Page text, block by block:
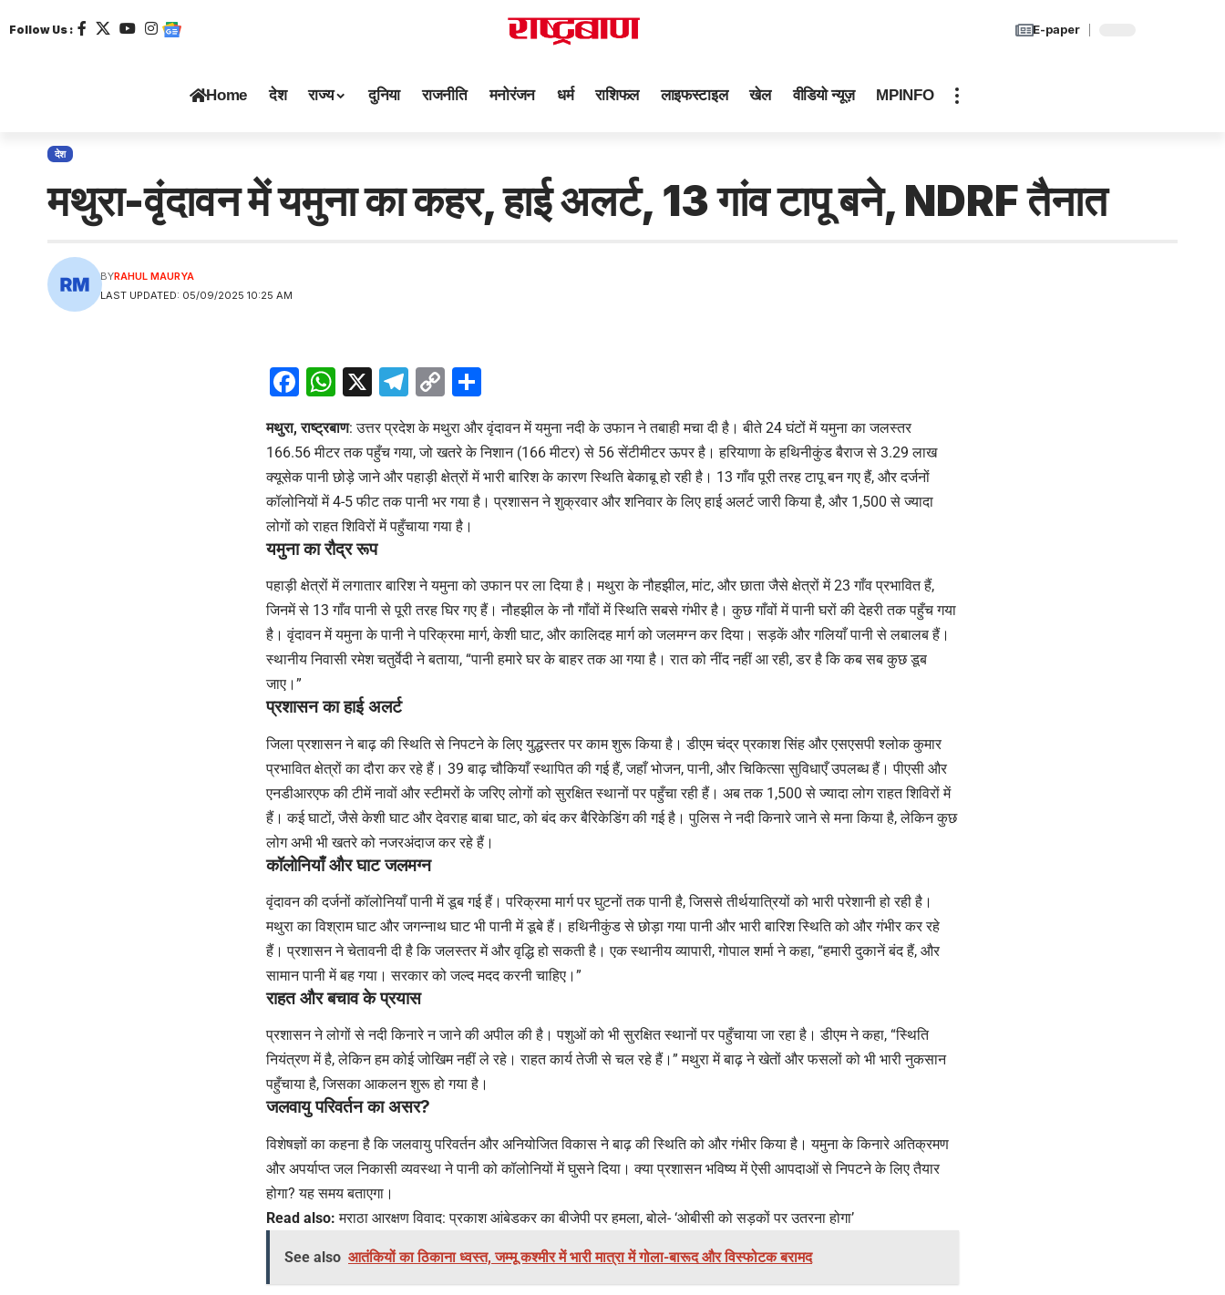
Follow Us : E-paper
Home देश राज्य दुनिया राजनीति मनोरंजन धर्म राशिफल लाइफस्टाइल खेल वीडियो न्यूज़ MPINFO
देश
मथुरा-वृंदावन में यमुना का कहर, हाई अलर्ट, 13 गांव टापू बने, NDRF तैनात
LAST UPDATED: 05/09/2025 10:25 AM
BYRAHUL MAURYA
Facebook
WhatsApp
X Telegram
Copy
Link
मथुरा, राष्ट्रबाण: उत्तर प्रदेश के मथुरा और वृंदावन में यमुना नदी के उफान ने तबाही मचा दी है। बीते 24 घंटों में यमुना का जलस्तर
166.56 मीटर तक पहुँच गया, जो खतरे के निशान (166 मीटर) से 56 सेंटीमीटर ऊपर है। हरियाणा के हथिनीकुंड बैराज से 3.29 लाख
क्यूसेक पानी छोड़े जाने और पहाड़ी क्षेत्रों में भारी बारिश के कारण स्थिति बेकाबू हो रही है। 13 गाँव पूरी तरह टापू बन गए हैं, और दर्जनों
कॉलोनियों में 4-5 फीट तक पानी भर गया है। प्रशासन ने शुक्रवार और शनिवार के लिए हाई अलर्ट जारी किया है, और 1,500 से ज्यादा
लोगों को राहत शिविरों में पहुँचाया गया है।
यमुना का रौद्र रूप
पहाड़ी क्षेत्रों में लगातार बारिश ने यमुना को उफान पर ला दिया है। मथुरा के नौहझील, मांट, और छाता जैसे क्षेत्रों में 23 गाँव प्रभावित हैं,
जिनमें से 13 गाँव पानी से पूरी तरह घिर गए हैं। नौहझील के नौ गाँवों में स्थिति सबसे गंभीर है। कुछ गाँवों में पानी घरों की देहरी तक पहुँच गया
है। वृंदावन में यमुना के पानी ने परिक्रमा मार्ग, केशी घाट, और कालिदह मार्ग को जलमग्न कर दिया। सड़कें और गलियाँ पानी से लबालब हैं।
स्थानीय निवासी रमेश चतुर्वेदी ने बताया, “पानी हमारे घर के बाहर तक आ गया है। रात को नींद नहीं आ रही, डर है कि कब सब कुछ डूब
जाए।”
प्रशासन का हाई अलर्ट
जिला प्रशासन ने बाढ़ की स्थिति से निपटने के लिए युद्धस्तर पर काम शुरू किया है। डीएम चंद्र प्रकाश सिंह और एसएसपी श्लोक कुमार
प्रभावित क्षेत्रों का दौरा कर रहे हैं। 39 बाढ़ चौकियाँ स्थापित की गई हैं, जहाँ भोजन, पानी, और चिकित्सा सुविधाएँ उपलब्ध हैं। पीएसी और
एनडीआरएफ की टीमें नावों और स्टीमरों के जरिए लोगों को सुरक्षित स्थानों पर पहुँचा रही हैं। अब तक 1,500 से ज्यादा लोग राहत शिविरों में
हैं। कई घाटों, जैसे केशी घाट और देवराह बाबा घाट, को बंद कर बैरिकेडिंग की गई है। पुलिस ने नदी किनारे जाने से मना किया है, लेकिन कुछ
लोग अभी भी खतरे को नजरअंदाज कर रहे हैं।
कॉलोनियाँ और घाट जलमग्न
वृंदावन की दर्जनों कॉलोनियाँ पानी में डूब गई हैं। परिक्रमा मार्ग पर घुटनों तक पानी है, जिससे तीर्थयात्रियों को भारी परेशानी हो रही है।
मथुरा का विश्राम घाट और जगन्नाथ घाट भी पानी में डूबे हैं। हथिनीकुंड से छोड़ा गया पानी और भारी बारिश स्थिति को और गंभीर कर रहे
हैं। प्रशासन ने चेतावनी दी है कि जलस्तर में और वृद्धि हो सकती है। एक स्थानीय व्यापारी, गोपाल शर्मा ने कहा, “हमारी दुकानें बंद हैं, और
सामान पानी में बह गया। सरकार को जल्द मदद करनी चाहिए।”
राहत और बचाव के प्रयास
प्रशासन ने लोगों से नदी किनारे न जाने की अपील की है। पशुओं को भी सुरक्षित स्थानों पर पहुँचाया जा रहा है। डीएम ने कहा, “स्थिति
नियंत्रण में है, लेकिन हम कोई जोखिम नहीं ले रहे। राहत कार्य तेजी से चल रहे हैं।” मथुरा में बाढ़ ने खेतों और फसलों को भी भारी नुकसान
पहुँचाया है, जिसका आकलन शुरू हो गया है।
जलवायु परिवर्तन का असर?
विशेषज्ञों का कहना है कि जलवायु परिवर्तन और अनियोजित विकास ने बाढ़ की स्थिति को और गंभीर किया है। यमुना के किनारे अतिक्रमण
और अपर्याप्त जल निकासी व्यवस्था ने पानी को कॉलोनियों में घुसने दिया। क्या प्रशासन भविष्य में ऐसी आपदाओं से निपटने के लिए तैयार
होगा? यह समय बताएगा।
Read also: मराठा आरक्षण विवाद: प्रकाश आंबेडकर का बीजेपी पर हमला, बोले- ‘ओबीसी को सड़कों पर उतरना होगा’
See also आतंकियों का ठिकाना ध्वस्त, जम्मू कश्मीर में भारी मात्रा में गोला-बारूद और विस्फोटक बरामद